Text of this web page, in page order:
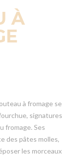
À
à fromage se
signatures
fromage. Ses
des pâtes molles,
les morceaux